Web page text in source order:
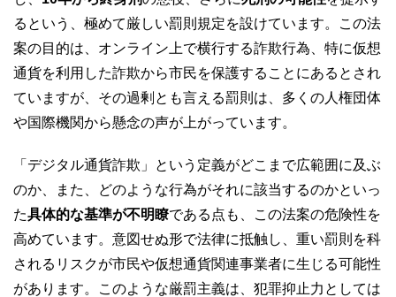
るという、極めて厳しい罰則規定を設けています。この法
案の目的は、オンライン上で横行する詐欺行為、特に仮想
通貨を利用した詐欺から市民を保護することにあるとされ
ていますが、その過剰とも言える罰則は、多くの人権団体
や国際機関から懸念の声が上がっています。
「デジタル通貨詐欺」という定義がどこまで広範囲に及ぶ
のか、また、どのような行為がそれに該当するのかといっ
た具体的な基準が不明瞭である点も、この法案の危険性を
高めています。意図せぬ形で法律に抵触し、重い罰則を科
されるリスクが市民や仮想通貨関連事業者に生じる可能性
があります。このような厳罰主義は、犯罪抑止力としては